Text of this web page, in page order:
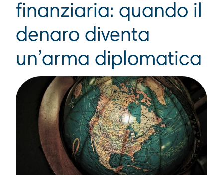
finanziaria: quando il
denaro diventa
un’arma diplomatica